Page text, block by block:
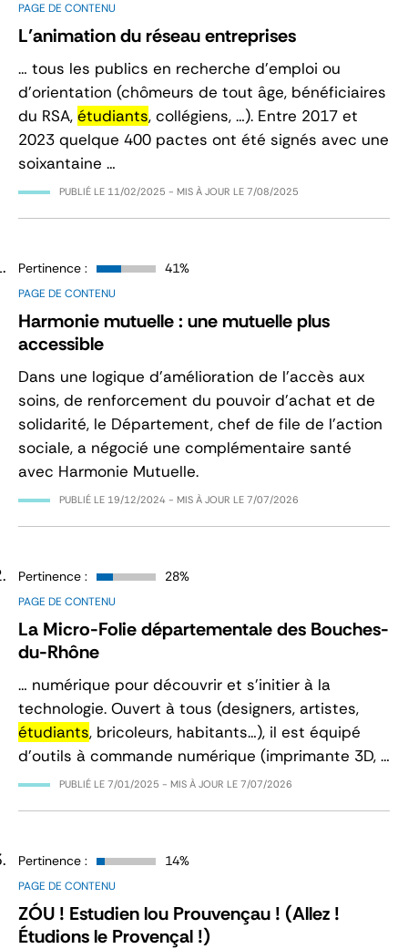
PAGE DE CONTENU
L’animation du réseau entreprises
… tous les publics en recherche d’emploi ou
d’orientation (chômeurs de tout âge, bénéficiaires
du RSA, étudiants, collégiens, …). Entre 2017 et
2023 quelque 400 pactes ont été signés avec une
soixantaine …
PUBLIÉ LE 11/02/2025 - MIS À JOUR LE 7/08/2025
PAGE DE CONTENU
Harmonie mutuelle : une mutuelle plus
accessible
Pertinence : 41%
Dans une logique d’amélioration de l’accès aux
soins, de renforcement du pouvoir d’achat et de
solidarité, le Département, chef de file de l’action
sociale, a négocié une complémentaire santé
avec Harmonie Mutuelle.
PUBLIÉ LE 19/12/2024 - MIS À JOUR LE 7/07/2026
PAGE DE CONTENU
La Micro-Folie départementale des Bouches-
du-Rhône
Pertinence : 28%
… numérique pour découvrir et s’initier à la
technologie. Ouvert à tous (designers, artistes,
étudiants, bricoleurs, habitants…), il est équipé
d’outils à commande numérique (imprimante 3D, …
PUBLIÉ LE 7/01/2025 - MIS À JOUR LE 7/07/2026
PAGE DE CONTENU
ZÓU ! Estudien lou Prouvençau ! (Allez !
Étudions le Provençal !)
Pertinence : 14%